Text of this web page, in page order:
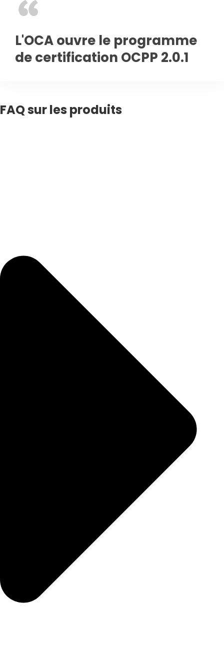
L'OCA ouvre le programme
de certification OCPP 2.0.1
FAQ sur les produits